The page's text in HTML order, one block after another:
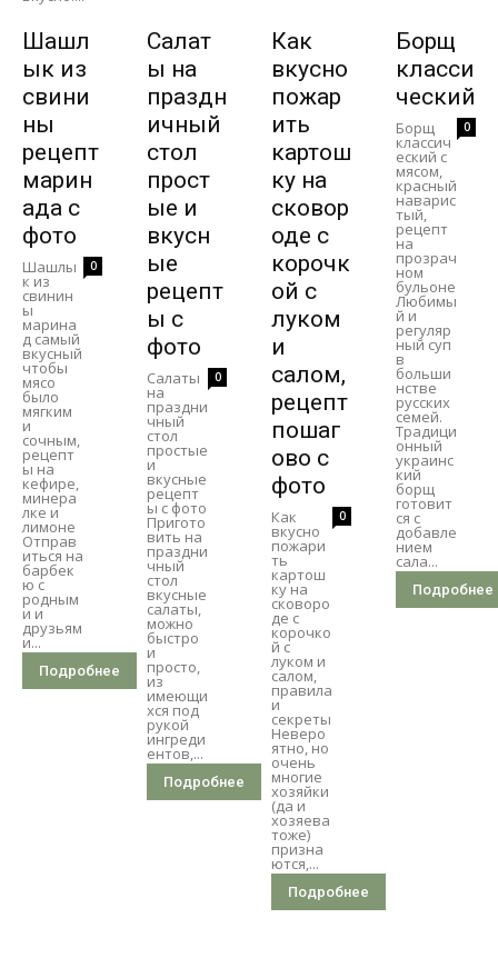
Шашл
ык из
свини
ны
рецепт
марин
ада с
фото
0
Шашлы
к из
свинин
ы
марина
д самый
вкусный
чтобы
мясо
было
мягким
и
сочным,
рецепт
ы на
кефире,
минера
лке и
лимоне
Отправ
иться на
барбек
ю с
родным
и и
друзьям
и...
Подробнее
Салат
ы на
праздн
ичный
стол
прост
ые и
вкусн
ые
рецепт
ы с
фото
0
Салаты
на
праздни
чный
стол
простые
и
вкусные
рецепт
ы с фото
Пригото
вить на
праздни
чный
стол
вкусные
салаты,
можно
быстро
и
просто,
из
имеющи
хся под
рукой
ингреди
ентов,...
Подробнее
Как
вкусно
пожар
ить
картош
ку на
сковор
оде с
корочк
ой с
луком
и
салом,
рецепт
пошаг
ово с
фото
0
Как
вкусно
пожари
ть
картош
ку на
сковоро
де с
корочко
й с
луком и
салом,
правила
и
секреты
Неверо
ятно, но
очень
многие
хозяйки
(да и
хозяева
тоже)
призна
ются,...
Подробнее
Борщ
класси
ческий
0
Борщ
классич
еский с
мясом,
красный
наварис
тый,
рецепт
на
прозрач
ном
бульоне
Любимы
й и
регуляр
ный суп
в
больши
нстве
русских
семей.
Традици
онный
украинс
кий
борщ
готовит
ся с
добавле
нием
сала...
Подробнее